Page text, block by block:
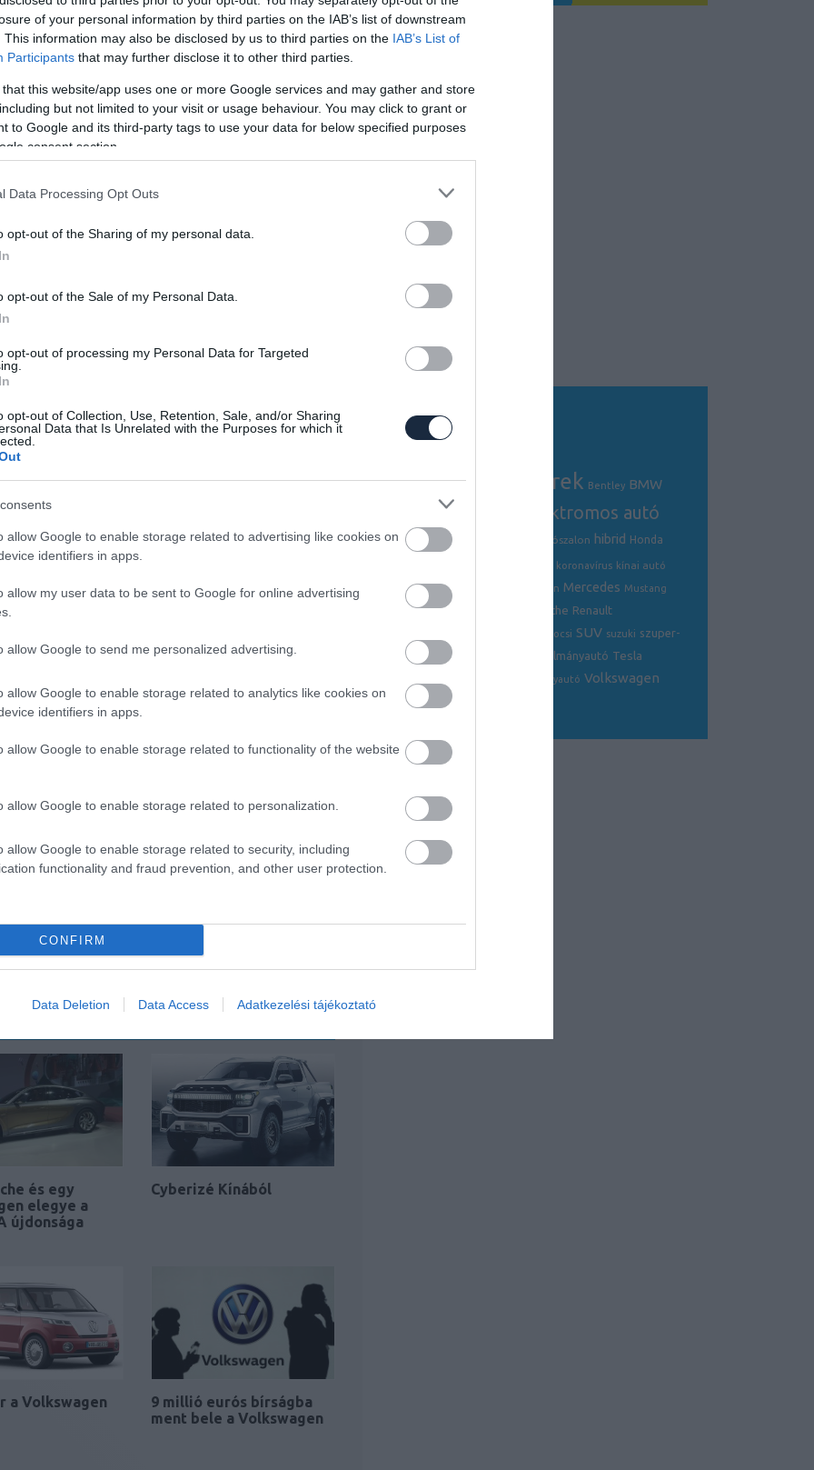
of your personal information by third parties on the IAB’s list of downstream
This information may also be disclosed by us to third parties on the IAB’s List of
Participants that may further disclose it to other third parties.
that this website/app uses one or more Google services and may gather and store
but not limited to your visit or usage behaviour. You may click to grant or
to Google and its third-party tags to use your data for below specified purposes
consent section.
Data Processing Opt Outs
opt-out of the Sharing of my personal data.
opt-out of the Sale of my Personal Data.
opt-out of processing my Personal Data for Targeted
opt-out of Collection, Use, Retention, Sale, and/or Sharing
Data that Is Unrelated with the Purposes for which it
allow Google to enable storage related to advertising like cookies on
identifiers in apps.
allow my user data to be sent to Google for online advertising
allow Google to send me personalized advertising.
allow Google to enable storage related to analytics like cookies on
identifiers in apps.
allow Google to enable storage related to functionality of the website
allow Google to enable storage related to personalization.
allow Google to enable storage related to security, including
functionality and fraud prevention, and other user protection.
CONFIRM
Data Deletion Data Access Adatkezelési tájékoztató
újdonság iránt.
hogy történt-e bármilyen jogsértés a
Ha kell, megtesszük a szükséges jogi
aCarscoopsújságírójának.
ütközik-e a dolog, amikor a Punk Cat közel
hiszen négyajtós és a belső elrendezés is új lett,
gyártásban. Bonyolult az ügy, mellyel lesz dolga
meg nemzetközi joggal foglalkozó
elvek. Akkor a jogász azt mondta, hogy
a Berni Egyezmény bizonyos pontjai
„Ezek megkövetelik az országoktól, hogy
jogszabályait. A szerzői jogi törvények
az elvek hasonlóak.”- hangzik a
a cégek a szellemi tulajdonukat a kínai
nem könnyű ezt bíróságra vinni, hiszen
cégekhez. Lehet nyerni egyáltalán egy ilyen
már sikerült, amikor is a LandWind-nek le
kártérítést fizetnie az angol cégnek.
neki akar-e állni kakaskodni Kínában, ezzel
és felvásárló piacát? Főként annak fényében,
ápoló cég ázsiában, mint az ORA
a fejleményeket!
és egy
elegye a
újdonsága
Cyberizé Kínából
a Volkswagen
9 millió eurós bírságba
ment bele a Volkswagen
Tagfelhő
Audi autós hírek Bentley BMW
elektromos autó
Ferrari genfi autószalon hibrid Honda
koronavírus kínai autó
Lamborghini McLaren Mercedes Mustang
Nissan Porsche Renault
sportkocsi SUV suzuki szuper-
sportkocsi
tanulmányautó Tesla
versenyautó Volkswagen
Volvo